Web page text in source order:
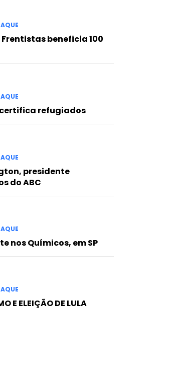
beneficia 100
refugiados
presidente
do ABC
nos Químicos, em SP
E ELEIÇÃO DE LULA